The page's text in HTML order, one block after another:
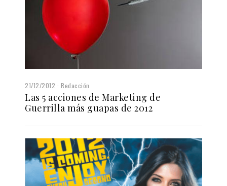
21/12/2012 Redacción
Las 5 acciones de Marketing de
Guerrilla más guapas de 2012